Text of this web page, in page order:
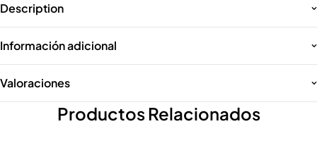
Description
Información adicional
Valoraciones
Productos Relacionados